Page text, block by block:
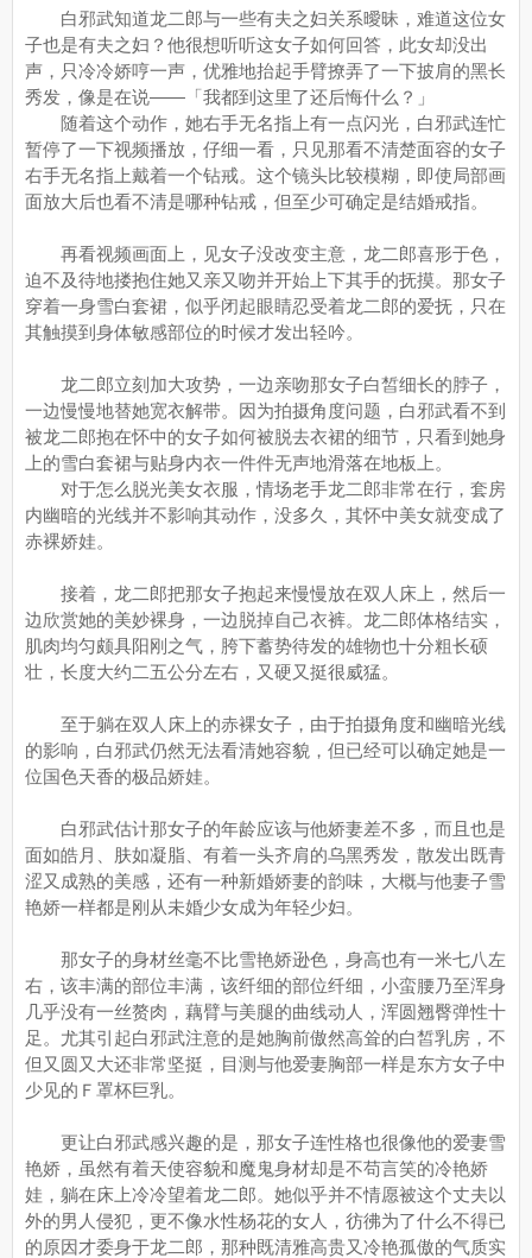
白邪武知道龙二郎与一些有夫之妇关系曖昧，难道这位女
子也是有夫之妇？他很想听听这女子如何回答，此女却没出
声，只冷冷娇哼一声，优雅地抬起手臂撩弄了一下披肩的黑长
秀发，像是在说——「我都到这里了还后悔什么？」
随着这个动作，她右手无名指上有一点闪光，白邪武连忙
暂停了一下视频播放，仔细一看，只见那看不清楚面容的女子
右手无名指上戴着一个钻戒。这个镜头比较模糊，即使局部画
面放大后也看不清是哪种钻戒，但至少可确定是结婚戒指。
再看视频画面上，见女子没改变主意，龙二郎喜形于色，
迫不及待地搂抱住她又亲又吻并开始上下其手的抚摸。那女子
穿着一身雪白套裙，似乎闭起眼睛忍受着龙二郎的爱抚，只在
其触摸到身体敏感部位的时候才发出轻吟。
龙二郎立刻加大攻势，一边亲吻那女子白皙细长的脖子，
一边慢慢地替她宽衣解带。因为拍摄角度问题，白邪武看不到
被龙二郎抱在怀中的女子如何被脱去衣裙的细节，只看到她身
上的雪白套裙与贴身内衣一件件无声地滑落在地板上。
对于怎么脱光美女衣服，情场老手龙二郎非常在行，套房
内幽暗的光线并不影响其动作，没多久，其怀中美女就变成了
赤裸娇娃。
接着，龙二郎把那女子抱起来慢慢放在双人床上，然后一
边欣赏她的美妙裸身，一边脱掉自己衣裤。龙二郎体格结实，
肌肉均匀颇具阳刚之气，胯下蓄势待发的雄物也十分粗长硕
壮，长度大约二五公分左右，又硬又挺很威猛。
至于躺在双人床上的赤裸女子，由于拍摄角度和幽暗光线
的影响，白邪武仍然无法看清她容貌，但已经可以确定她是一
位国色天香的极品娇娃。
白邪武估计那女子的年龄应该与他娇妻差不多，而且也是
面如皓月、肤如凝脂、有着一头齐肩的乌黑秀发，散发出既青
涩又成熟的美感，还有一种新婚娇妻的韵味，大概与他妻子雪
艳娇一样都是刚从未婚少女成为年轻少妇。
那女子的身材丝毫不比雪艳娇逊色，身高也有一米七八左
右，该丰满的部位丰满，该纤细的部位纤细，小蛮腰乃至浑身
几乎没有一丝赘肉，藕臂与美腿的曲线动人，浑圆翘臀弹性十
足。尤其引起白邪武注意的是她胸前傲然高耸的白皙乳房，不
但又圆又大还非常坚挺，目测与他爱妻胸部一样是东方女子中
少见的Ｆ罩杯巨乳。
更让白邪武感兴趣的是，那女子连性格也很像他的爱妻雪
艳娇，虽然有着天使容貌和魔鬼身材却是不苟言笑的冷艳娇
娃，躺在床上冷冷望着龙二郎。她似乎并不情愿被这个丈夫以
外的男人侵犯，更不像水性杨花的女人，彷彿为了什么不得已
的原因才委身于龙二郎，那种既清雅高贵又冷艳孤傲的气质实